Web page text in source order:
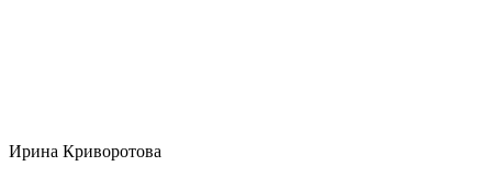
Ирина Криворотова